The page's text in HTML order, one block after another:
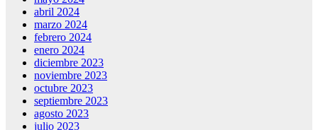
abril 2024
marzo 2024
febrero 2024
enero 2024
diciembre 2023
noviembre 2023
octubre 2023
septiembre 2023
agosto 2023
julio 2023